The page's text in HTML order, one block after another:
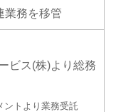
業務を移管
ビス(株)より総務
ントより業務受託